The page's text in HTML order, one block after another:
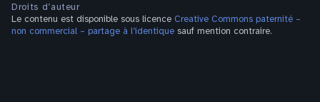
Droits d’auteur
Le contenu est disponible sous licence Creative Commons paternité –
non commercial – partage à l’identique sauf mention contraire.